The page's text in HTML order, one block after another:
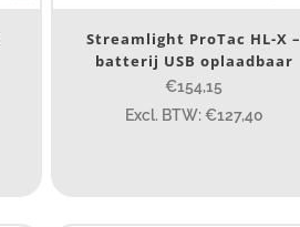
Streamlight ProTac HL-X –
batterij USB oplaadbaar
€154,15
Excl. BTW: €127,40